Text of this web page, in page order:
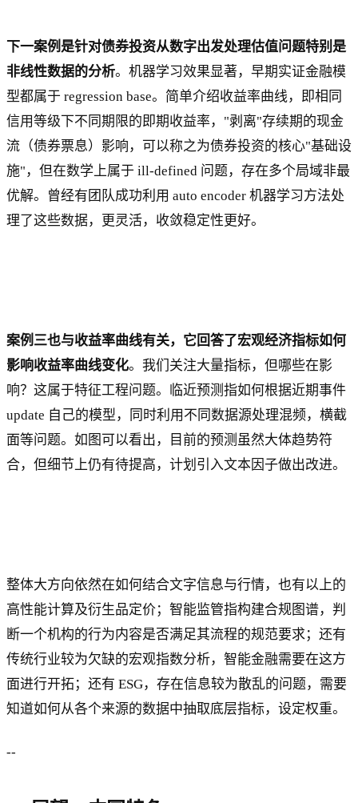
下一案例是针对债券投资从数字出发处理估值问题特别是
非线性数据的分析。机器学习效果显著，早期实证金融模
型都属于 regression base。简单介绍收益率曲线，即相同
信用等级下不同期限的即期收益率，"剥离"存续期的现金
流（债券票息）影响，可以称之为债券投资的核心"基础设
施"，但在数学上属于 ill-defined 问题，存在多个局域非最
优解。曾经有团队成功利用 auto encoder 机器学习方法处
理了这些数据，更灵活，收敛稳定性更好。
案例三也与收益率曲线有关，它回答了宏观经济指标如何
影响收益率曲线变化。我们关注大量指标，但哪些在影
响？这属于特征工程问题。临近预测指如何根据近期事件
update 自己的模型，同时利用不同数据源处理混频，横截
面等问题。如图可以看出，目前的预测虽然大体趋势符
合，但细节上仍有待提高，计划引入文本因子做出改进。
整体大方向依然在如何结合文字信息与行情，也有以上的
高性能计算及衍生品定价；智能监管指构建合规图谱，判
断一个机构的行为内容是否满足其流程的规范要求；还有
传统行业较为欠缺的宏观指数分析，智能金融需要在这方
面进行开拓；还有 ESG，存在信息较为散乱的问题，需要
知道如何从各个来源的数据中抽取底层指标，设定权重。
--